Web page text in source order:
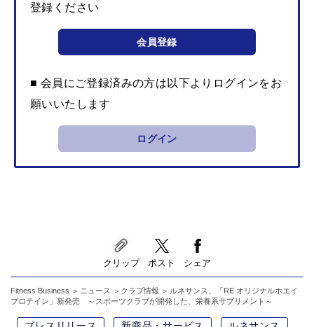
登録ください
会員登録
■ 会員にご登録済みの方は以下よりログインをお
願いいたします
ログイン
クリップ ポスト シェア
Fitness Business ニュース クラブ情報
ルネサンス、「RE オリジナルホエイ
プロテイン」新発売 ～スポーツクラブが開発した、栄養系サプリメント～